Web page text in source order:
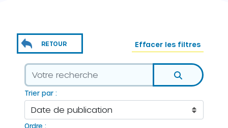
RETOUR Effacer les filtres
Trier par :
Ordre :